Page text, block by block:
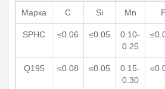
Марка C Si Mn
SPHC ≤0.06 ≤0.05
0.10-
0.25
Q195 ≤0.08 ≤0.05
0.15-
0.30